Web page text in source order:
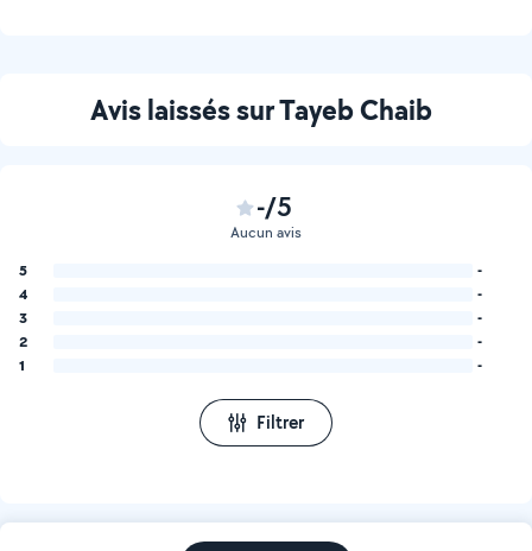
Avis laissés sur Tayeb Chaib
-/5
Aucun avis
5
-
4
-
3
-
2
-
1
-
Filtrer